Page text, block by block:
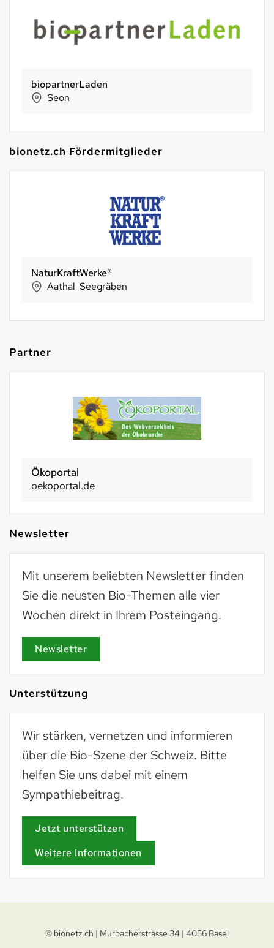
biopartnerLaden
Seon
bionetz.ch Fördermitglieder
NaturKraftWerke®
Aathal-Seegräben
Partner
Ökoportal
oekoportal.de
Newsletter
Mit unserem beliebten Newsletter finden
Sie die neusten Bio-Themen alle vier
Wochen direkt in Ihrem Posteingang.
Newsletter
Unterstützung
Wir stärken, vernetzen und informieren
über die Bio-Szene der Schweiz. Bitte
helfen Sie uns dabei mit einem
Sympathiebeitrag.
Jetzt unterstützen
Weitere Informationen
© bionetz.ch | Murbacherstrasse 34 | 4056 Basel